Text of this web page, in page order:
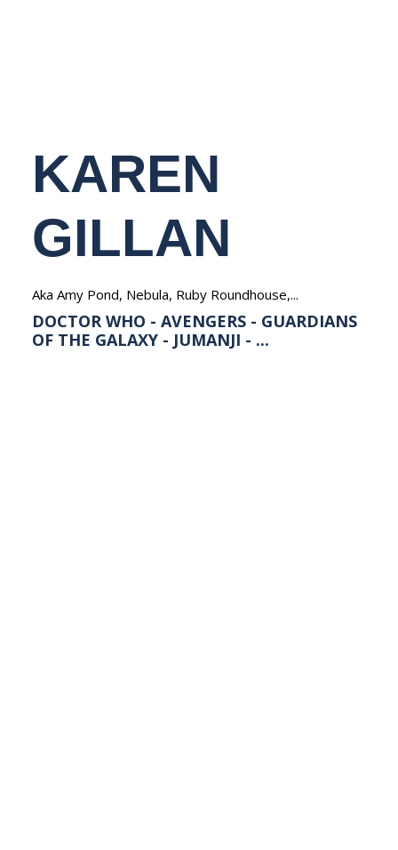
KAREN
GILLAN
Aka Amy Pond, Nebula, Ruby Roundhouse,...
DOCTOR WHO - AVENGERS - GUARDIANS
OF THE GALAXY - JUMANJI - ...